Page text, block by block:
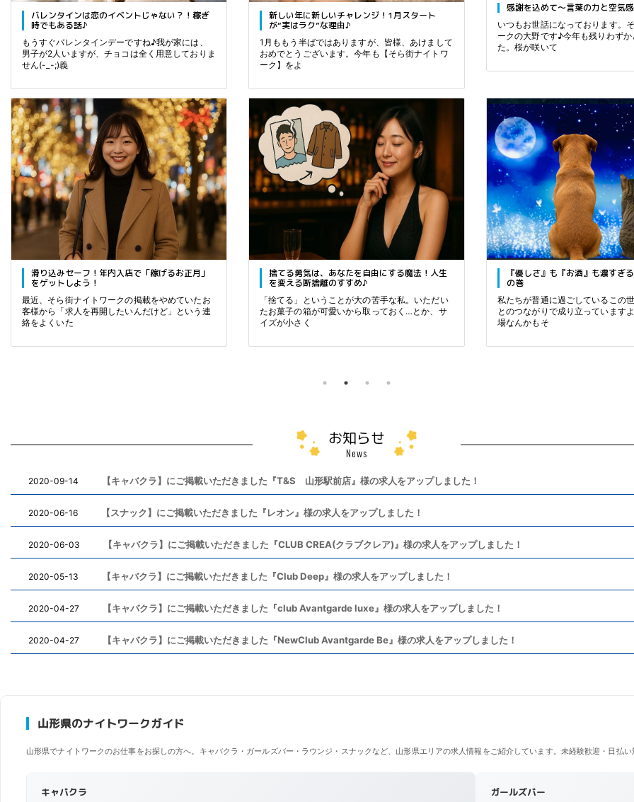
バレンタインは恋のイベントじゃない？！稼ぎ
時でもある話♪
もうすぐバレンタインデーですね♪我が家には、
男子が2人いますが、チョコは全く用意しておりま
せん(-_-;)義
新しい年に新しいチャレンジ！1月スタート
が“実はラク”な理由♪
1月ももう半ばではありますが、皆様、あけまして
おめでとうございます。今年も【そら街ナイトワ
ーク】をよ
感謝を込めて～言葉の力と空気
いつもお世話になっております。
ークの大野です♪今年も残りわず
た。桜が咲いて
滑り込みセーフ！年内入店で「稼げるお正月」
をゲットしよう！
最近、そら街ナイトワークの掲載をやめていたお
客様から「求人を再開したいんだけど」という連
絡をよくいた
捨てる勇気は、あなたを自由にする魔法！人生
を変える断捨離のすすめ♪
「捨てる」ということが大の苦手な私。いただい
たお菓子の箱が可愛いから取っておく…とか、サ
イズが小さく
『優しさ』も『お酒』も濃すぎ
の巻
私たちが普通に過ごしているこの
とのつながりで成り立っています
場なんかもそ
お知らせ
News
2020-09-14 【キャバクラ】にご掲載いただきました『T&S 山形駅前店』様の求人をアップしました！
2020-06-16 【スナック】にご掲載いただきました『レオン』様の求人をアップしました！
2020-06-03 【キャバクラ】にご掲載いただきました『CLUB CREA(クラブクレア)』様の求人をアップしました！
2020-05-13 【キャバクラ】にご掲載いただきました『Club Deep』様の求人をアップしました！
2020-04-27 【キャバクラ】にご掲載いただきました『club Avantgarde luxe』様の求人をアップしました！
2020-04-27 【キャバクラ】にご掲載いただきました『NewClub Avantgarde Be』様の求人をアップしました！
山形県のナイトワークガイド
山形県でナイトワークのお仕事をお探しの方へ。キャバクラ・ガールズバー・ラウンジ・スナックなど、山形県エリアの求人情報をご紹介しています。未経験歓迎・日払
キャバクラ ガールズバー